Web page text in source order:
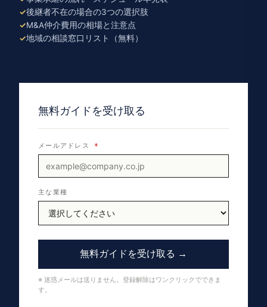
後継者不在の場合の3つの選択肢
M&A仲介費用の相場と注意点
地域の相談窓口リスト（無料）
無料ガイドを受け取る
メールアドレス *
主な業種
無料ガイドを受け取る →
※ 迷惑メールは送りません。登録解除はワンクリックでできま
す。